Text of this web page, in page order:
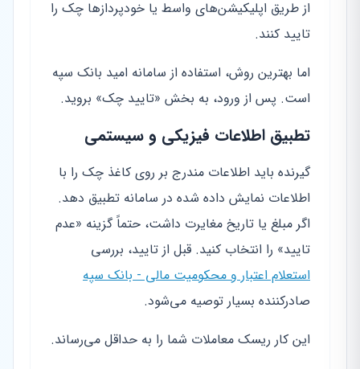
از طریق اپلیکیشن‌های واسط یا خودپردازها چک را
تایید کنند.
اما بهترین روش، استفاده از سامانه امید بانک سپه
است. پس از ورود، به بخش «تایید چک» بروید.
تطبیق اطلاعات فیزیکی و سیستمی
گیرنده باید اطلاعات مندرج بر روی کاغذ چک را با
اطلاعات نمایش داده شده در سامانه تطبیق دهد.
اگر مبلغ یا تاریخ مغایرت داشت، حتماً گزینه «عدم
تایید» را انتخاب کنید. قبل از تایید، بررسی
استعلام اعتبار و محکومیت مالی - بانک سپه
صادرکننده بسیار توصیه می‌شود.
این کار ریسک معاملات شما را به حداقل می‌رساند.